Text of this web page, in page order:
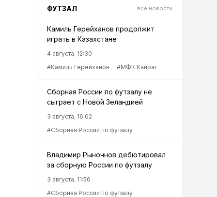
ФУТЗАЛ все новости
Камиль Герейханов продолжит
играть в Казахстане
4 августа, 12:30
#Камиль Герейханов
#МФК Кайрат
Сборная России по футзалу не
сыграет с Новой Зеландией
3 августа, 16:02
#Сборная России по футзалу
Владимир Рыночнов дебютировал
за сборную России по футзалу
3 августа, 11:56
#Сборная России по футзалу